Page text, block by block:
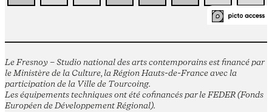
Le Fresnoy – Studio national des arts contemporains est financé par
le Ministère de la Culture, la Région Hauts-de-France avec la
participation de la Ville de Tourcoing.
Les équipements techniques ont été cofinancés par le FEDER (Fonds
Européen de Développement Régional).